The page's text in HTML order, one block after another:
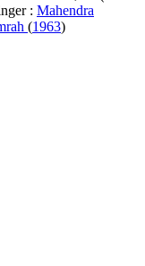
: Mahendra
(1963)